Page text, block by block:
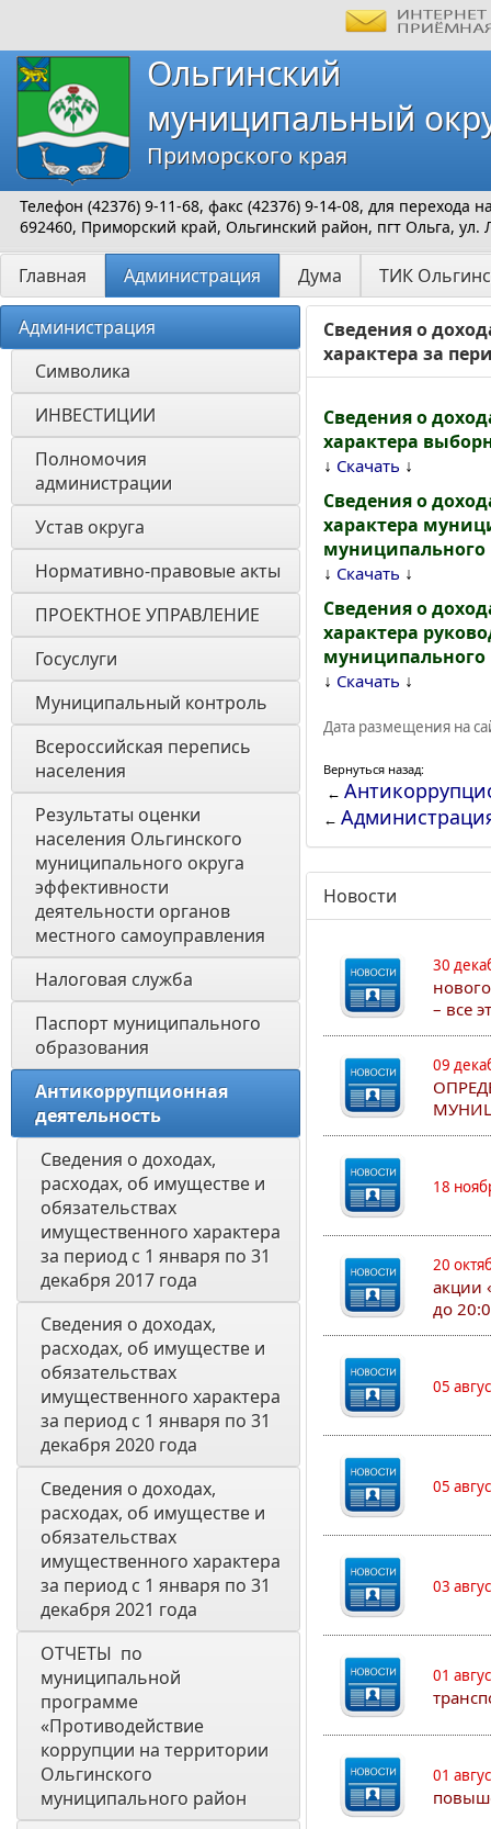
Ольгинский
муниципальный
Приморского края
Телефон (42376) 9-11-68, факс (42376) 9-14-08, для перехода
692460, Приморский край, Ольгинский район, пгт Ольга, ул.
Главная Администрация Дума ТИК
Администрация
Символика
ИНВЕСТИЦИИ
Полномочия
администрации
Устав округа
Нормативно-правовые акты
ПРОЕКТНОЕ УПРАВЛЕНИЕ
Госуслуги
Муниципальный контроль
Всероссийская перепись
населения
Результаты оценки
населения Ольгинского
муниципального округа
эффективности
деятельности органов
местного самоуправления
Налоговая служба
Паспорт муниципального
образования
Антикоррупционная
деятельность
Сведения о доходах,
расходах, об имуществе и
обязательствах
имущественного характера
за период с 1 января по 31
декабря 2017 года
Сведения о доходах,
расходах, об имуществе и
обязательствах
имущественного характера
за период с 1 января по 31
декабря 2020 года
Сведения о доходах,
расходах, об имуществе и
обязательствах
имущественного характера
за период с 1 января по 31
декабря 2021 года
ОТЧЕТЫ  по
муниципальной
программе
«Противодействие
коррупции на территории
Ольгинского
муниципального район
Сведения о
характера за
Сведения о
характера
↓ Скачать ↓
Сведения о
характера
муниципального
↓ Скачать ↓
Сведения о
характера
муниципального
↓ Скачать ↓
Дата размещения на
Вернуться назад:
←
←
Новости
30
– все
09
18
20
акции
до
05
05
03
01
01